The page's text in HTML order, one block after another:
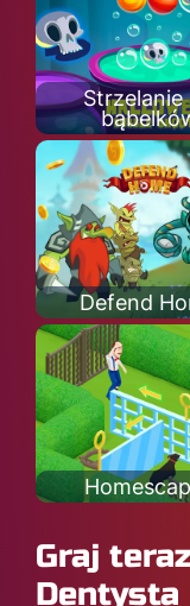
Strzelanie
Defend
Graj
Dentysta